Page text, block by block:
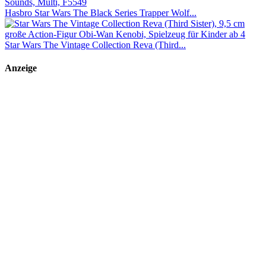
Hasbro Star Wars The Black Series Trapper Wolf...
Star Wars The Vintage Collection Reva (Third...
Anzeige